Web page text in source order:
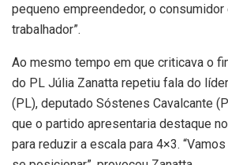
pequeno empreendedor, o consumidor
trabalhador”.
Ao mesmo tempo em que criticava o
do PL Júlia Zanatta repetiu fala do
(PL), deputado Sóstenes Cavalcante
que o partido apresentaria destaque
para reduzir a escala para 4×3.